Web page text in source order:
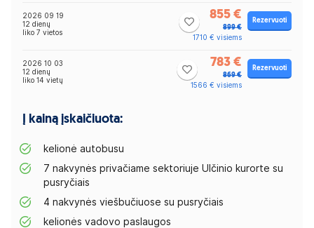
2026 09 19
12 dienų
liko 7 vietos
855 €
899 €
1710 € visiems
Rezervuoti
2026 10 03
12 dienų
liko 14 vietų
783 €
869 €
1566 € visiems
Rezervuoti
Į kainą įskaičiuota:
kelionė autobusu
7 nakvynės privačiame sektoriuje Ulčinio kurorte su
pusryčiais
4 nakvynės viešbučiuose su pusryčiais
kelionės vadovo paslaugos